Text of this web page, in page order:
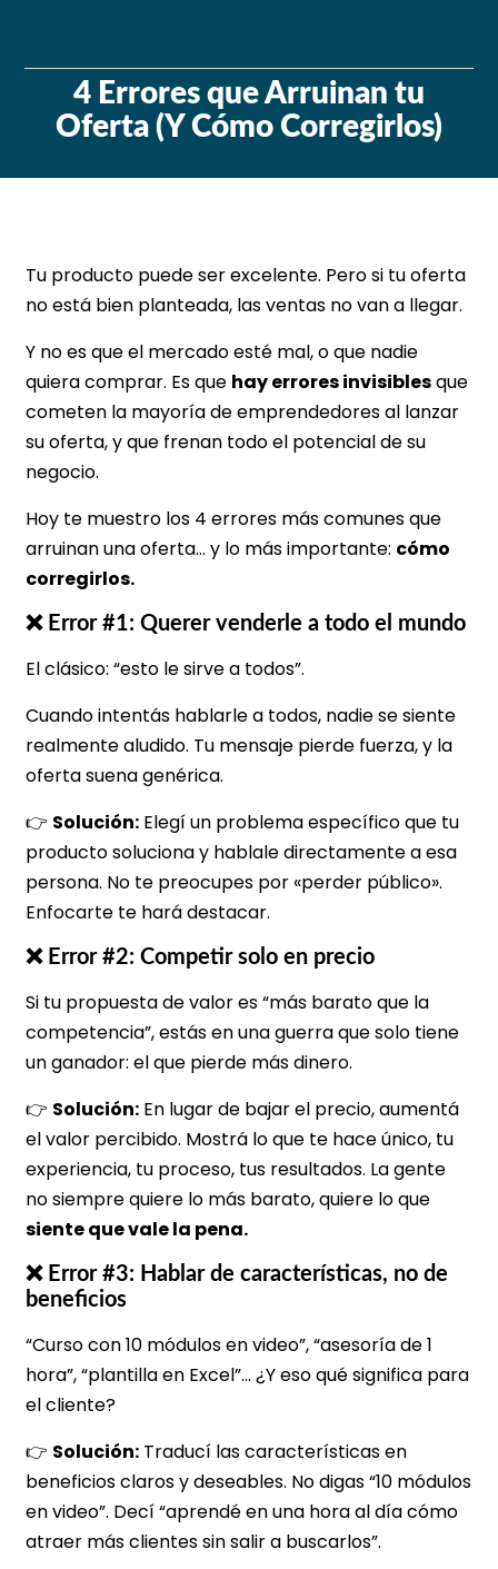
4 Errores que Arruinan tu
Oferta (Y Cómo Corregirlos)
Tu producto puede ser excelente. Pero si tu oferta
no está bien planteada, las ventas no van a llegar.
Y no es que el mercado esté mal, o que nadie
quiera comprar. Es que hay errores invisiblesque
cometen la mayoría de emprendedores al lanzar
su oferta, y que frenan todo el potencial de su
negocio.
Hoy te muestro los 4 errores más comunes que
arruinan una oferta… y lo más importante: cómo
corregirlos.
❌ Error #1: Querer venderle a todo el mundo
El clásico: “esto le sirve a todos”.
Cuando intentás hablarle a todos, nadie se siente
realmente aludido. Tu mensaje pierde fuerza, y la
oferta suena genérica.
👉 Solución: Elegí un problema específico que tu
producto soluciona y hablale directamente a esa
persona. No te preocupes por «perder público».
Enfocarte te hará destacar.
❌ Error #2: Competir solo en precio
Si tu propuesta de valor es “más barato que la
competencia”, estás en una guerra que solo tiene
un ganador: el que pierde más dinero.
👉 Solución: En lugar de bajar el precio, aumentá
el valor percibido. Mostrá lo que te hace único, tu
experiencia, tu proceso, tus resultados. La gente
no siempre quiere lo más barato, quiere lo que
siente que vale la pena.
❌ Error #3: Hablar de características, no de
beneficios
“Curso con 10 módulos en video”, “asesoría de 1
hora”, “plantilla en Excel”… ¿Y eso qué significa para
el cliente?
👉 Solución: Traducí las características en
beneficios claros y deseables. No digas “10 módulos
en video”. Decí “aprendé en una hora al día cómo
atraer más clientes sin salir a buscarlos”.